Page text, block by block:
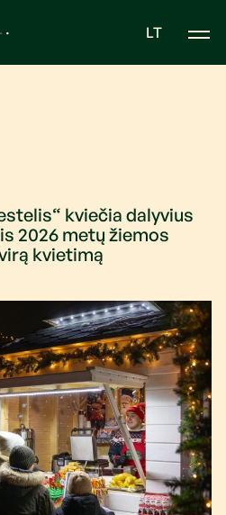
LT
kviečia dalyvius
2026 metų žiemos
kvietimą